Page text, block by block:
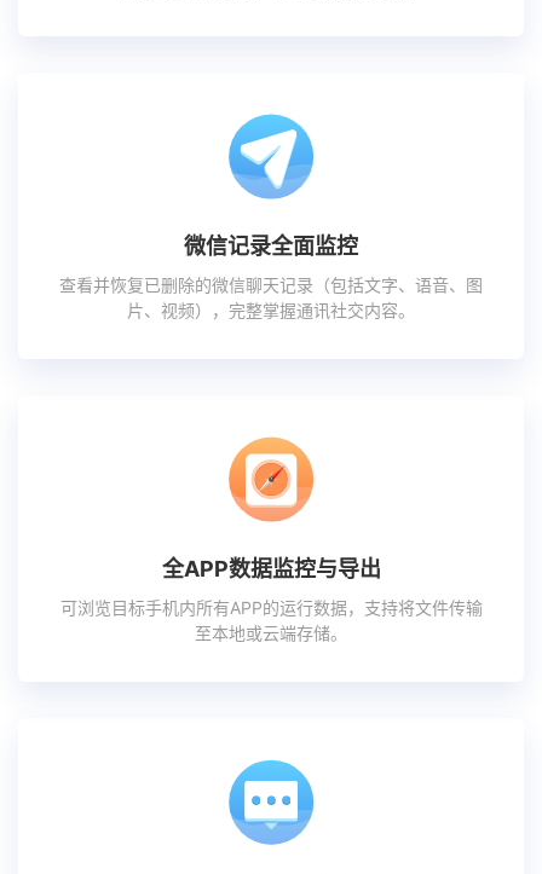
微信记录全面监控
查看并恢复已删除的微信聊天记录（包括文字、语音、图
片、视频），完整掌握通讯社交内容。
全APP数据监控与导出
可浏览目标手机内所有APP的运行数据，支持将文件传输
至本地或云端存储。